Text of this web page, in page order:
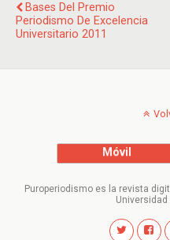
Bases Del Premio
Periodismo De Excelencia
Universitario 2011
Móvil
Puroperiodismo es la revista
Universidad